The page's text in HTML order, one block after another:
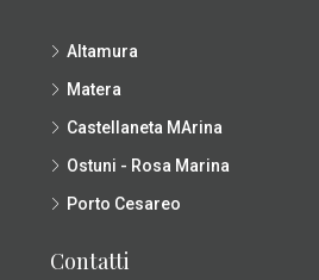
Altamura
Matera
Castellaneta MArina
Ostuni - Rosa Marina
Porto Cesareo
Contatti